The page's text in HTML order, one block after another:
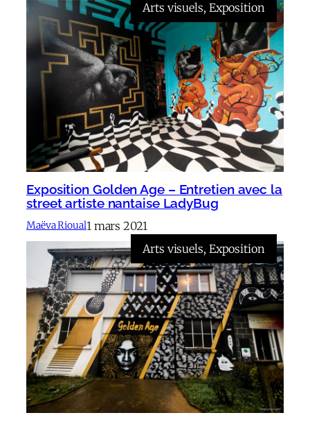
Arts visuels, Exposition
Exposition Golden Age – Entretien avec la
street artiste nantaise LadyBug
Maëva Rioual1 mars 2021
Arts visuels, Exposition